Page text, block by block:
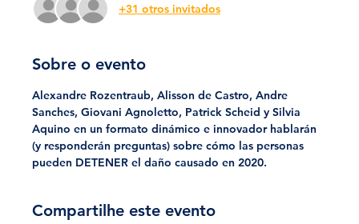
+31 otros invitados
Sobre o evento
Alexandre Rozentraub, Alisson de Castro, Andre
Sanches, Giovani Agnoletto, Patrick Scheid y Silvia
Aquino en un formato dinámico e innovador hablarán
(y responderán preguntas) sobre cómo las personas
pueden DETENER el daño causado en 2020.
Compartilhe este evento